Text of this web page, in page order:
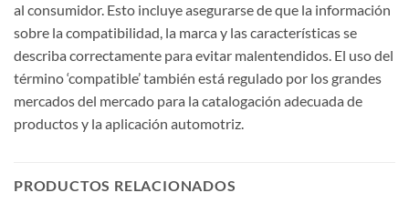
al consumidor. Esto incluye asegurarse de que la información
sobre la compatibilidad, la marca y las características se
describa correctamente para evitar malentendidos. El uso del
término ‘compatible’ también está regulado por los grandes
mercados del mercado para la catalogación adecuada de
productos y la aplicación automotriz.
PRODUCTOS RELACIONADOS